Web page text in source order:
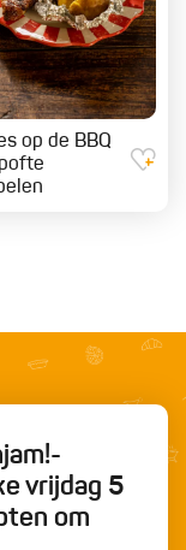
op de BBQ
vrijdag 5
om